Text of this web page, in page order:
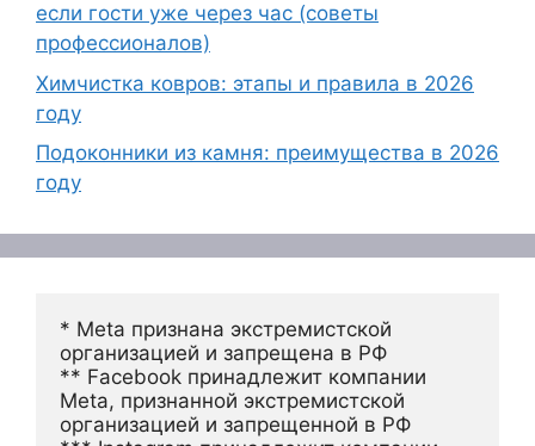
если гости уже через час (советы
профессионалов)
Химчистка ковров: этапы и правила в 2026
году
Подоконники из камня: преимущества в 2026
году
* Meta признана экстремистской
организацией и запрещена в РФ
** Facebook принадлежит компании
Meta, признанной экстремистской
организацией и запрещенной в РФ